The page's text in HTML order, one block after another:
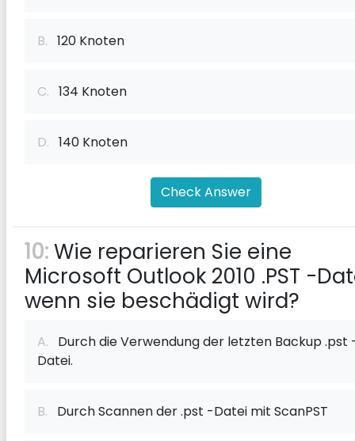
B. 120 Knoten
C. 134 Knoten
D. 140 Knoten
Check Answer
10:Wie reparieren Sie eine
Microsoft Outlook 2010 .PST -
wenn sie beschädigt wird?
A. Durch die Verwendung der letzten Backup .pst
Datei.
B. Durch Scannen der .pst -Datei mit ScanPST